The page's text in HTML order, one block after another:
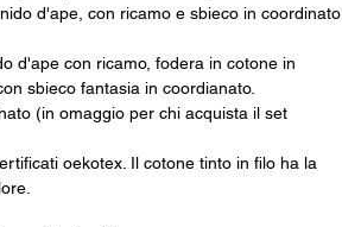
d'ape, con ricamo e sbieco in coordinato
d'ape con ricamo, fodera in cotone in
sbieco fantasia in coordianato.
(in omaggio per chi acquista il set
oekotex. Il cotone tinto in filo ha la